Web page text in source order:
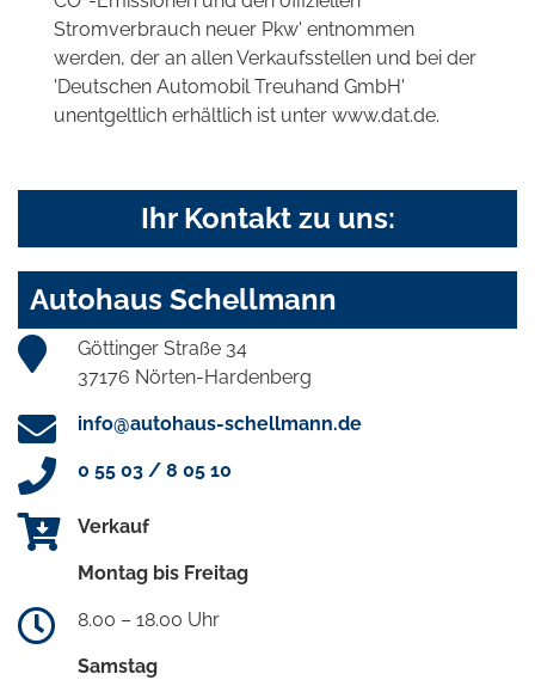
Stromverbrauch neuer Pkw' entnommen
werden, der an allen Verkaufsstellen und bei der
'Deutschen Automobil Treuhand GmbH'
unentgeltlich erhältlich ist unter www.dat.de.
Ihr Kontakt zu uns:
Autohaus Schellmann
Göttinger Straße 34
37176 Nörten-Hardenberg
info@autohaus-schellmann.de
0 55 03 / 8 05 10
Verkauf
Montag bis Freitag
8.00 – 18.00 Uhr
Samstag